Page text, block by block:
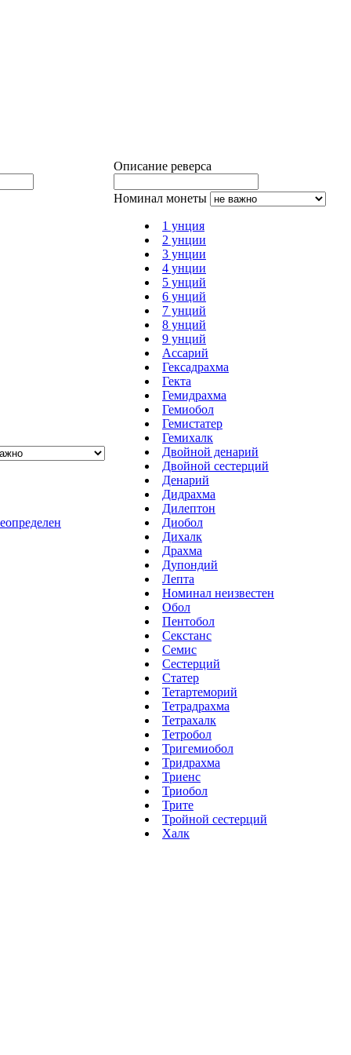
Описание реверса
Номинал монеты
1 унция
2 унции
3 унции
4 унции
5 унций
6 унций
7 унций
8 унций
9 унций
Ассарий
Гексадрахма
Гекта
Гемидрахма
Гемиобол
Гемистатер
Гемихалк
Двойной денарий
Двойной сестерций
Денарий
Дидрахма
Дилептон
Диобол
Дихалк
Драхма
Дупондий
Лепта
Номинал неизвестен
Обол
Пентобол
Секстанс
Семис
Сестерций
Статер
Тетартеморий
Тетрадрахма
Тетрахалк
Тетробол
Тригемиобол
Тридрахма
Триенс
Триобол
Трите
Тройной сестерций
Халк